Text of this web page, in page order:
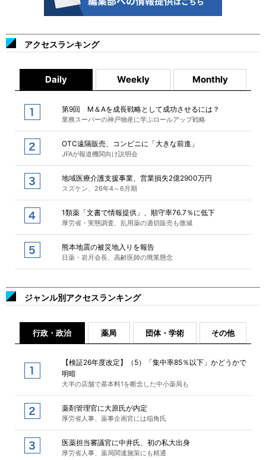
アクセスランキング
Daily Weekly Monthly
第9回 M＆Aを成長戦略として成功させるには？
業務スーパーの神戸物産に学ぶロールアップ戦略
OTC遠隔販売、コンビニに「大きな前進」
JFAが報道機関向け説明会
地域医療介護支援事業、営業損失2億2900万円
スズケン、26年4～6月期
1類薬「文書で情報提供」、順守率76.7％に低下
厚労省・実態調査、乱用薬の適切販売も微減
熊本地震の被災地入りを報告
日薬・岩月会長、高齢医師の廃業懸念
ジャンル別アクセスランキング
行政・政治 薬局 団体・学術 その他
【検証26年度改定】（5）「集中率85％以下」かどうかで
明暗
大半の店舗で基本料1を断念した中小薬局も
薬剤管理官に大原氏が内定
厚労省人事、薬事企画官には稲角氏
医薬担当審議官に中井氏、初の私大出身
厚労省人事、薬局関連施策にも精通